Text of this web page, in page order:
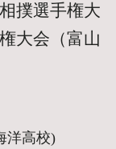
撲選手権大
大会 （富山
高校)